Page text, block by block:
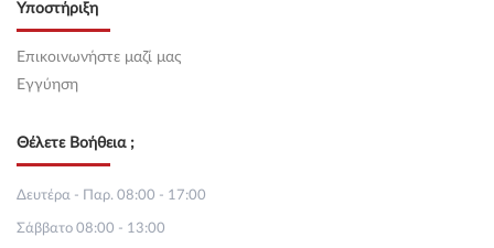
Υποστήριξη
Επικοινωνήστε μαζί μας
Εγγύηση
Θέλετε Βοήθεια ;
Δευτέρα - Παρ. 08:00 - 17:00
Σάββατο 08:00 - 13:00